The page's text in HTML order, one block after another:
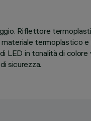
Riflettore
termoplastico e
in tonalità di colore
sicurezza.